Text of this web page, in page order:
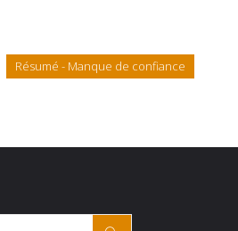
Résumé - Manque de confiance